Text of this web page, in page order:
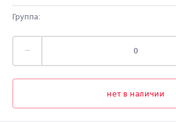
Группа:
нет в наличии